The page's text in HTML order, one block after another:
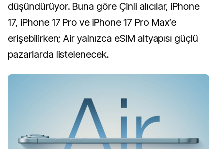
düşündürüyor. Buna göre Çinli alıcılar, iPhone
17, iPhone 17 Pro ve iPhone 17 Pro Max’e
erişebilirken; Air yalnızca eSIM altyapısı güçlü
pazarlarda listelenecek.